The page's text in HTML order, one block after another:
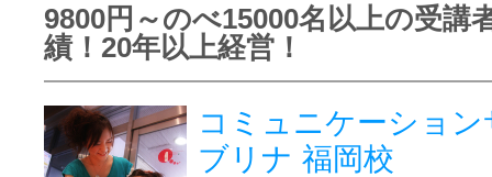
9800円～のべ15000名以上の受講
績！20年以上経営！
コミュニケーショ
ブリナ 福岡校